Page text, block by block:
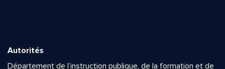
Autorités
Département de l’instruction publique, de la formation et de